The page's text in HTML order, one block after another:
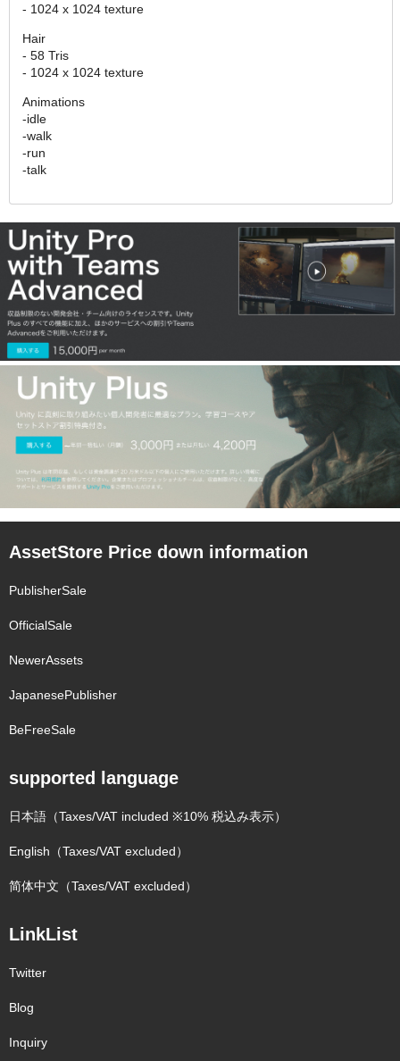
- 1024 x 1024 texture
Hair
- 58 Tris
- 1024 x 1024 texture
Animations
-idle
-walk
-run
-talk
AssetStore Price down information
PublisherSale
OfficialSale
NewerAssets
JapanesePublisher
BeFreeSale
supported language
日本語（Taxes/VAT included ※10% 税込み表示）
English（Taxes/VAT excluded）
简体中文（Taxes/VAT excluded）
LinkList
Twitter
Blog
Inquiry